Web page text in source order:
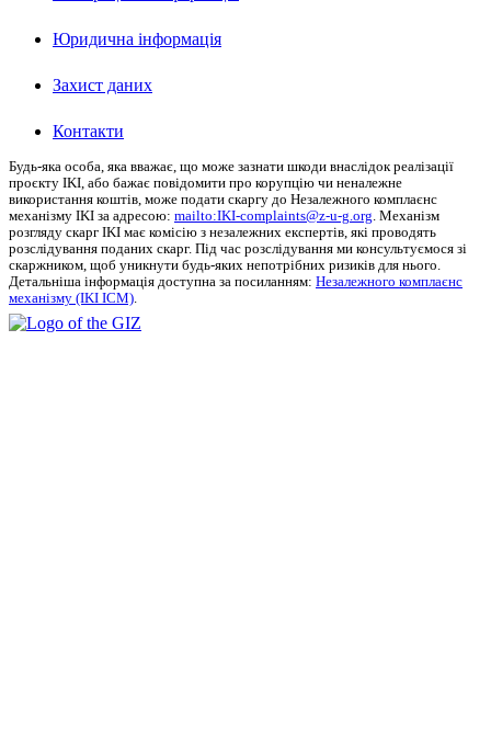
Юридична інформація
Захист даних
Контакти
Будь-яка особа, яка вважає, що може зазнати шкоди внаслідок реалізації
проєкту IKI, або бажає повідомити про корупцію чи неналежне
використання коштів, може подати скаргу до Незалежного комплаєнс
механізму IKI за адресою: mailto:IKI-complaints@z‑u-g.org. Механізм
розгляду скарг IKI має комісію з незалежних експертів, які проводять
розслідування поданих скарг. Під час розслідування ми консультуємося зі
скаржником, щоб уникнути будь-яких непотрібних ризиків для нього.
Детальніша інформація доступна за посиланням: Незалежного комплаєнс
механізму (IKI ICM).